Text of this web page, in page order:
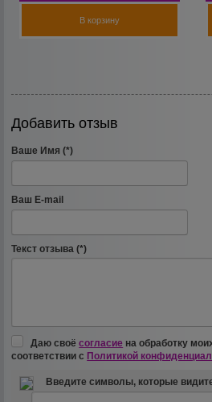
В корзину
Добавить отзыв
Ваше Имя (*)
Ваш E-mail
Текст отзыва (*)
Даю своёсогласие на обработку
соответствии с Политикой
Введите символы, которые